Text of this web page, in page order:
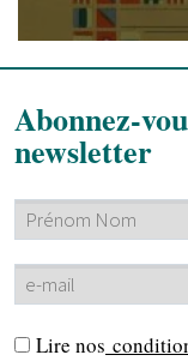
Abonnez-
newsletter
Lire nos